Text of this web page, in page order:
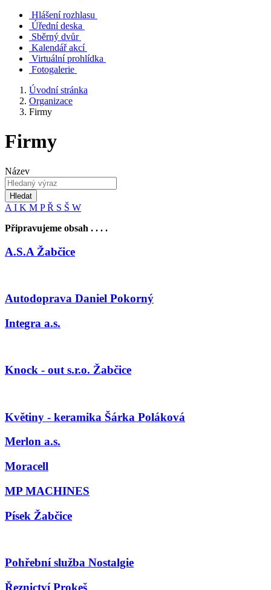
Hlášení rozhlasu
Úřední deska
Sběrný dvůr
Kalendář akcí
Virtuální prohlídka
Fotogalerie
Úvodní stránka
Organizace
Firmy
Firmy
Název
Hledat
A I K M PŘ S Š W
Připravujeme obsah . . . .
A.S.A Žabčice
Autodoprava Daniel Pokorný
Integra a.s.
Knock - out s.r.o. Žabčice
Květiny - keramika Šárka Poláková
Merlon a.s.
Moracell
MP MACHINES
Písek Žabčice
Pohřební služba Nostalgie
Řeznictví Prokeš